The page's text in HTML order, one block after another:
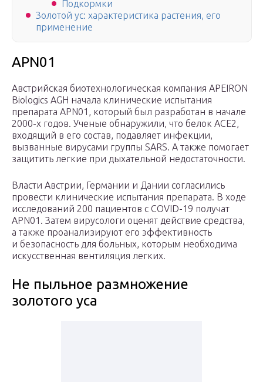
Подкормки
Золотой ус: характеристика растения, его
применение
APN01
Австрийская биотехнологическая компания APEIRON
Biologics AGН начала клинические испытания
препарата APN01, который был разработан в начале
2000-х годов. Ученые обнаружили, что белок ACE2,
входящий в его состав, подавляет инфекции,
вызванные вирусами группы SARS. А также помогает
защитить легкие при дыхательной недостаточности.
Власти Австрии, Германии и Дании согласились
провести клинические испытания препарата. В ходе
исследований 200 пациентов с COVID-19 получат
APN01. Затем вирусологи оценят действие средства,
а также проанализируют его эффективность
и безопасность для больных, которым необходима
искусственная вентиляция легких.
Не пыльное размножение
золотого уса